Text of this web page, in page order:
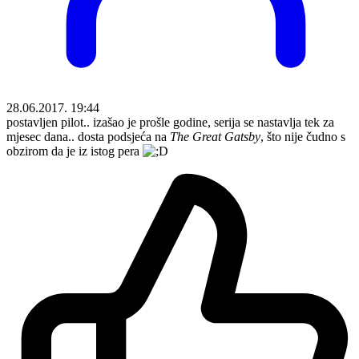
28.06.2017. 19:44
postavljen pilot.. izašao je prošle godine, serija se nastavlja tek za
mjesec dana.. dosta podsjeća na The Great Gatsby, što nije čudno s
obzirom da je iz istog pera